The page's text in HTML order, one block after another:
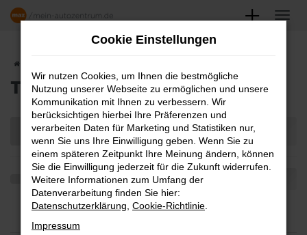
Zum
TEILEN
Cookie Einstellungen
Wir nutzen Cookies, um Ihnen die bestmögliche
Nutzung unserer Webseite zu ermöglichen und unsere
Kommunikation mit Ihnen zu verbessern. Wir
berücksichtigen hierbei Ihre Präferenzen und
verarbeiten Daten für Marketing und Statistiken nur,
wenn Sie uns Ihre Einwilligung geben. Wenn Sie zu
einem späteren Zeitpunkt Ihre Meinung ändern, können
Sie die Einwilligung jederzeit für die Zukunft widerrufen.
Weitere Informationen zum Umfang der
Datenverarbeitung finden Sie hier:
Datenschutzerklärung Cookie-Richtlinie
Impressum